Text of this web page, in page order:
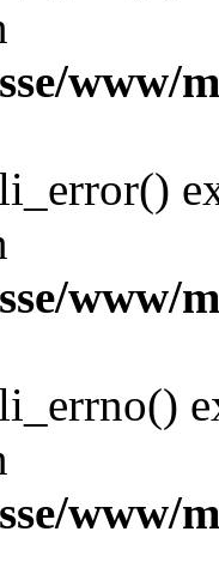
www/
www/
www/